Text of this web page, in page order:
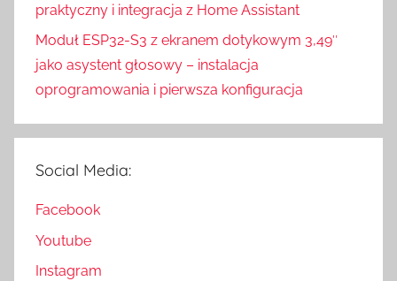
praktyczny i integracja z Home Assistant
Moduł ESP32-S3 z ekranem dotykowym 3,49″
jako asystent głosowy – instalacja
oprogramowania i pierwsza konfiguracja
Social Media:
Facebook
Youtube
Instagram